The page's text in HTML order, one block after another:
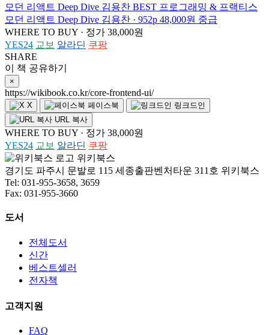
모던 리액트 Deep Dive 김용찬 BEST 프로그래밍 & 프랙티스
모던 리액트 Deep Dive 김용찬 · 952p 48,000원 중급
WHERE TO BUY · 정가 38,000원
YES24 교보 알라딘 쿠팡
SHARE
이 책 공유하기
×
https://wikibook.co.kr/core-frontend-ui/
X 페이스북
링크드인
URL 복사
WHERE TO BUY · 정가 38,000원
YES24 교보 알라딘 쿠팡
위키북스
경기도 파주시 문발로 115 세종출판벤처타운 311호 위키북스
Tel: 031-955-3658, 3659
Fax: 031-955-3660
도서
전체도서
신간
베스트셀러
전자책
고객지원
FAQ